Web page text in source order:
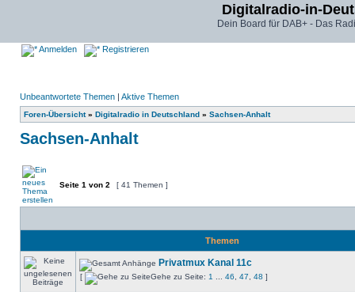
Digitalradio-in-
Dein Board für DAB+ - Das
Anmelden Registrieren
Unbeantwortete Themen | Aktive Themen
Foren-Übersicht» Digitalradio in Deutschland » Sachsen-Anhalt
Sachsen-Anhalt
Seite 1 von 2 [ 41 Themen ]
Themen
Privatmux Kanal 11c
[ Gehe zu Seite: 1 46 47 48 ]